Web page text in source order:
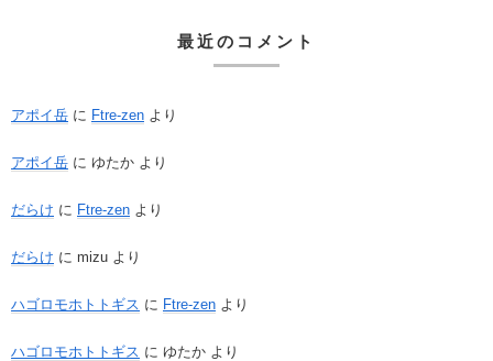
最近のコメント
アポイ岳 に Ftre-zen より
アポイ岳 に ゆたか より
だらけ に Ftre-zen より
だらけ に mizu より
ハゴロモホトトギス に Ftre-zen より
ハゴロモホトトギス に ゆたか より